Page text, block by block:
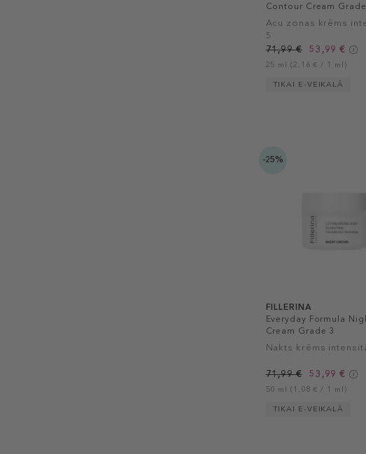
Contour Cream
Acu zonas krēms
5
71,99 €
53,99 €
25 ml (2,16 € / 1 ml)
TIKAI E-VEIKALĀ
-25%
FILLERINA
Everyday Formula
Cream Grade 3
Nakts krēms
71,99 € 53,99 €
50 ml (1,08 € / 1 ml)
TIKAI E-VEIKALĀ